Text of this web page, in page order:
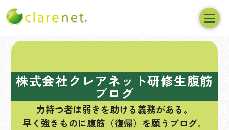
株式会社クレアネット研修生腹筋
ブログ
力持つ者は弱きを助ける義務がある。
早く強きものに腹筋（復帰）を願うブログ。